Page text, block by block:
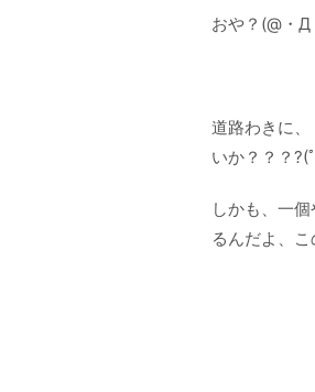
おや？(@・Д
道路わきに
いか？？？?(
しかも、一
るんだよ、